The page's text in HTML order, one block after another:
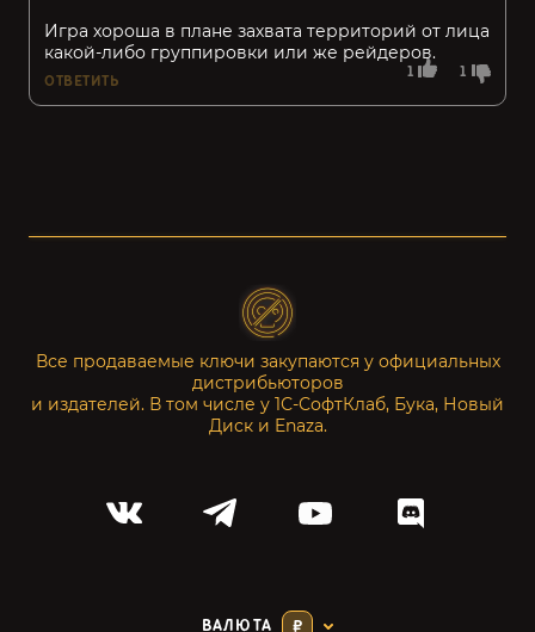
1 1
Игра хороша в плане захвата территорий от лица
какой-либо группировки или же рейдеров.
ОТВЕТИТЬ
Все продаваемые ключи закупаются у официальных
дистрибьюторов
и издателей. В том числе у 1С-СофтКлаб, Бука, Новый
Диск и Enaza.
ВАЛЮТА ₽